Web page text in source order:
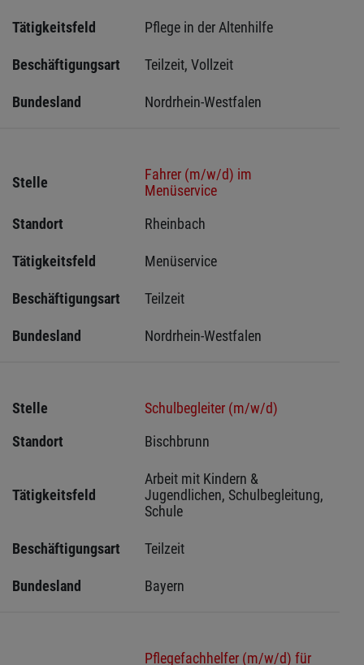
Tätigkeitsfeld Pflege in der Altenhilfe
Beschäftigungsart Teilzeit, Vollzeit
Bundesland Nordrhein-Westfalen
Stelle
Fahrer (m/w/d) im
Menüservice
Standort
Rheinbach
Tätigkeitsfeld Menüservice
Beschäftigungsart Teilzeit
Bundesland Nordrhein-Westfalen
Stelle
Schulbegleiter (m/w/d)
Standort
Bischbrunn
Tätigkeitsfeld
Arbeit mit Kindern &
Jugendlichen, Schulbegleitung,
Schule
Beschäftigungsart Teilzeit
Bundesland Bayern
Pflegefachhelfer (m/w/d) für